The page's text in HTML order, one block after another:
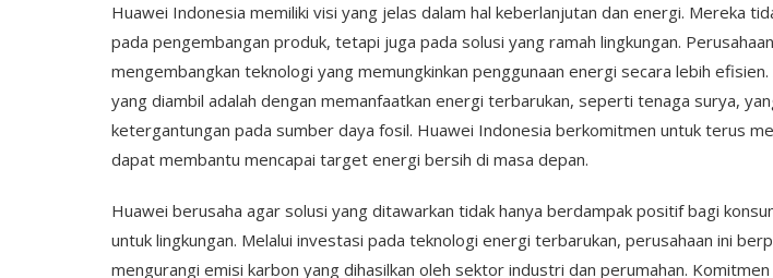
Huawei Indonesia memiliki visi yang jelas dalam hal keberlanjutan dan energi. Mereka
pada pengembangan produk, tetapi juga pada solusi yang ramah lingkungan.
mengembangkan teknologi yang memungkinkan penggunaan energi secara lebih efisien.
yang diambil adalah dengan memanfaatkan energi terbarukan, seperti tenaga surya,
ketergantungan pada sumber daya fosil. Huawei Indonesia berkomitmen untuk terus
dapat membantu mencapai target energi bersih di masa depan.
Huawei berusaha agar solusi yang ditawarkan tidak hanya berdampak positif bagi
untuk lingkungan. Melalui investasi pada teknologi energi terbarukan, perusahaan ini
mengurangi emisi karbon yang dihasilkan oleh sektor industri dan perumahan.